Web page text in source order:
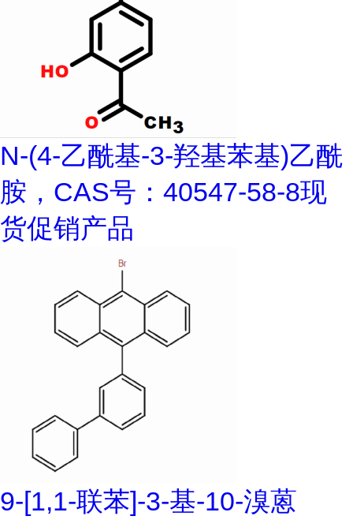
N-(4-乙酰基-3-羟基苯基)乙酰
胺，CAS号：40547-58-8现
货促销产品
9-[1,1-联苯]-3-基-10-溴蒽